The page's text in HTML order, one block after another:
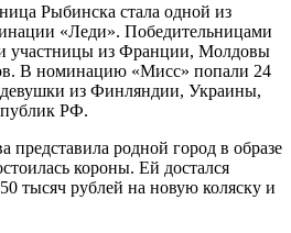
Рыбинска стала одной из
«Леди». Победительницами
участницы из Франции, Молдовы
В номинацию «Мисс» попали 24
девушки из Финляндии, Украины,
РФ.
представила родной город в образе
короны. Ей достался
тысяч рублей на новую коляску и